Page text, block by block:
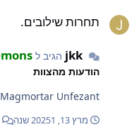
תחרות שילובים.
jkk הגיב ל
הודעות מהצוות
Magmortar Unfezant
מרץ 13, 2025 1 שנה